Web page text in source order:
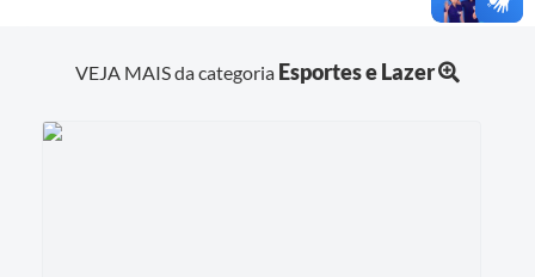
VEJA MAIS da categoria Esportes e Lazer